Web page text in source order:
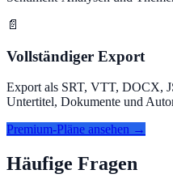
📄
Vollständiger Export
Export als SRT, VTT, DOCX,
Untertitel, Dokumente und
Premium-Pläne ansehen →
Häufige Fragen